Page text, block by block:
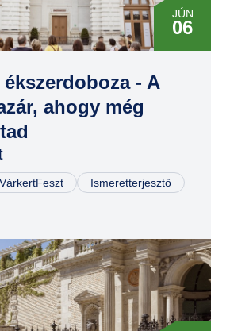
JÚN
06
JÚN
07
- A
ahogy még
VárkertFeszt
Ismeretterjesztő